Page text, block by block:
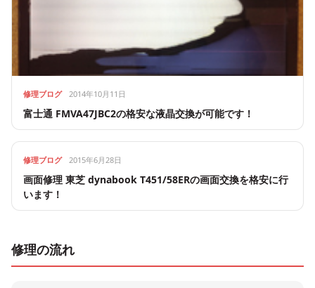
修理ブログ 2014年10月11日
富士通 FMVA47JBC2の格安な液晶交換が可能です！
修理ブログ 2015年6月28日
画面修理 東芝 dynabook T451/58ERの画面交換を格安に行
います！
修理の流れ